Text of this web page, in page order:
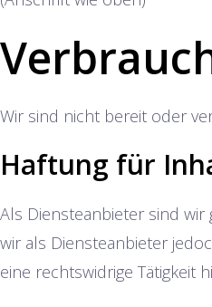
Wir sind nicht bereit oder
Haftung für
Als Diensteanbieter sind wir
wir als Diensteanbieter
eine rechtswidrige Tätigkeit